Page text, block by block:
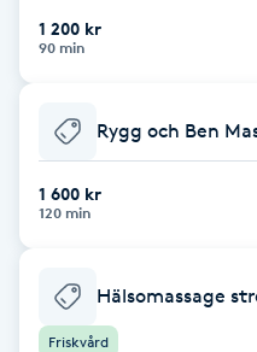
Hypnos
Hårborttagning
Hårbottenbehandling
Hårförlängning
Hårvård
1 200 kr
90 min
Rygg och Ben
1 600 kr
120 min
Hälsomassage
Friskvård